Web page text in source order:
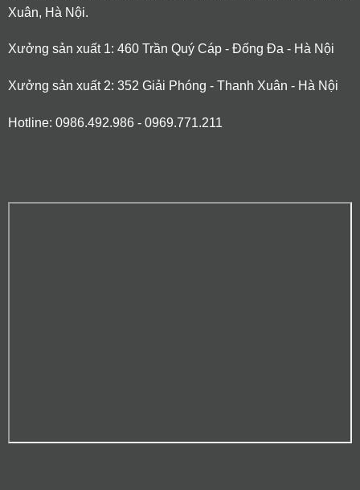
Xuân, Hà Nội.
Xưởng sản xuất 1: 460 Trần Quý Cáp - Đống Đa - Hà Nội
Xưởng sản xuất 2: 352 Giải Phóng - Thanh Xuân - Hà Nội
Hotline: 0986.492.986 - 0969.771.211